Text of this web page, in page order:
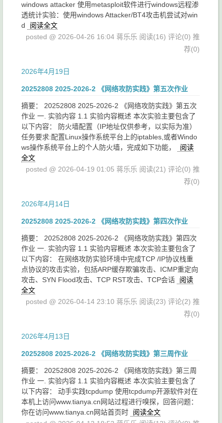
windows attacker 使用metasploit软件进行windows远程渗
透统计实验：使用windows Attacker/BT4攻击机尝试对win
d
阅读全文
posted @ 2026-04-26 16:04 蒋乐乐 阅读(16) 评论(0) 推
荐(0)
2026年4月19日
20252808 2025-2026-2 《网络攻防实践》第五次作业
摘要： 20252808 2025-2026-2 《网络攻防实践》第五次
作业 一. 实验内容 1.1 实验内容概述 本次实验主要包含了
以下内容： 防火墙配置（IP地址仅供参考，以实际为准）
任务要求:配置Linux操作系统平台上的iptables,或者Windo
ws操作系统平台上的个人防火墙，完成如下功能，
阅读
全文
posted @ 2026-04-19 01:05 蒋乐乐 阅读(21) 评论(0) 推
荐(0)
2026年4月14日
20252808 2025-2026-2 《网络攻防实践》第四次作业
摘要： 20252808 2025-2026-2 《网络攻防实践》第四次
作业 一. 实验内容 1.1 实验内容概述 本次实验主要包含了
以下内容： 在网络攻防实验环境中完成TCP /IP协议栈重
点协议的攻击实验，包括ARP缓存欺骗攻击、ICMP重定向
攻击、SYN Flood攻击、TCP RST攻击、TCP会话
阅读
全文
posted @ 2026-04-14 23:10 蒋乐乐 阅读(23) 评论(2) 推
荐(0)
2026年4月13日
20252808 2025-2026-2 《网络攻防实践》第三周作业
摘要： 20252808 2025-2026-2 《网络攻防实践》第三周
作业 一. 实验内容 1.1 实验内容概述 本次实验主要包含了
以下内容： 动手实践tcpdump 使用tcpdump开源软件对在
本机上访问www.tianya.cn网站过程进行嗅探，回答问题：
你在访问www.tianya.cn网站首页时
阅读全文